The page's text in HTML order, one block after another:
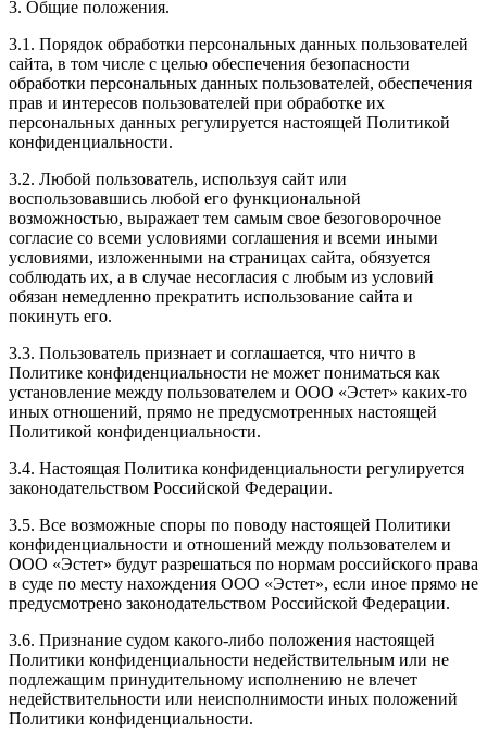
3. Общие положения.
3.1. Порядок обработки персональных данных пользователей
сайта, в том числе с целью обеспечения безопасности
обработки персональных данных пользователей, обеспечения
прав и интересов пользователей при обработке их
персональных данных регулируется настоящей Политикой
конфиденциальности.
3.2. Любой пользователь, используя сайт или
воспользовавшись любой его функциональной
возможностью, выражает тем самым свое безоговорочное
согласие со всеми условиями соглашения и всеми иными
условиями, изложенными на страницах сайта, обязуется
соблюдать их, а в случае несогласия с любым из условий
обязан немедленно прекратить использование сайта и
покинуть его.
3.3. Пользователь признает и соглашается, что ничто в
Политике конфиденциальности не может пониматься как
установление между пользователем и ООО «Эстет» каких-то
иных отношений, прямо не предусмотренных настоящей
Политикой конфиденциальности.
3.4. Настоящая Политика конфиденциальности регулируется
законодательством Российской Федерации.
3.5. Все возможные споры по поводу настоящей Политики
конфиденциальности и отношений между пользователем и
ООО «Эстет» будут разрешаться по нормам российского права
в суде по месту нахождения ООО «Эстет», если иное прямо не
предусмотрено законодательством Российской Федерации.
3.6. Признание судом какого-либо положения настоящей
Политики конфиденциальности недействительным или не
подлежащим принудительному исполнению не влечет
недействительности или неисполнимости иных положений
Политики конфиденциальности.